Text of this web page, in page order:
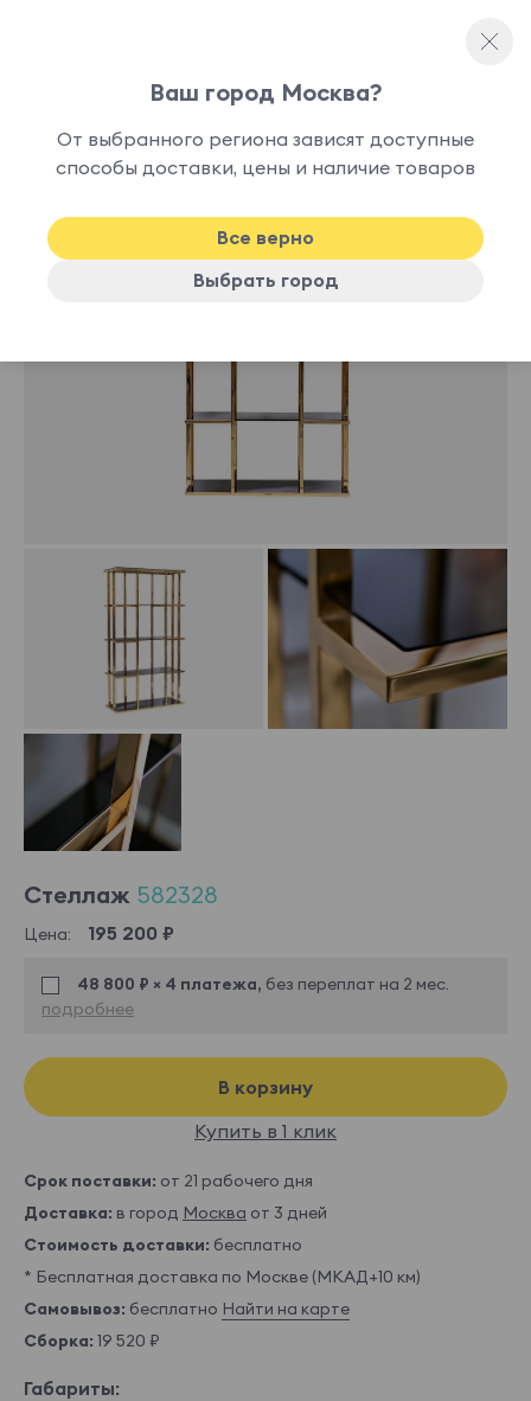
Стеллаж 582328
Цена: 195 200 ₽
48 800 ₽ × 4 платежа, без переплат на 2 мес.
подробнее
В корзину
Купить в 1 клик
Срок поставки: от 21 рабочего дня
Доставка: в город Москва от 3 дней
Стоимость доставки: бесплатно
* Бесплатная доставка по Москве (МКАД+10 км)
Самовывоз: бесплатно Найти на карте
Сборка: 19 520 ₽
Габариты:
Ваш город Москва?
От выбранного региона зависят доступные
способы доставки, цены и наличие товаров
Все верно
Выбрать город